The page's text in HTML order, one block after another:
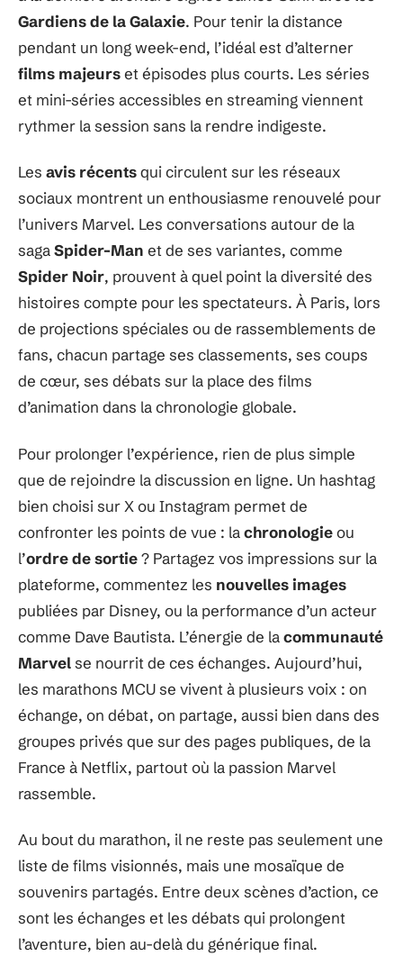
Gardiens de la Galaxie. Pour tenir la distance
pendant un long week-end, l’idéal est d’alterner
films majeurset épisodes plus courts. Les séries
et mini-séries accessibles en streaming viennent
rythmer la session sans la rendre indigeste.
Les avis récentsqui circulent sur les réseaux
sociaux montrent un enthousiasme renouvelé pour
l’univers Marvel. Les conversations autour de la
sagaSpider-Man et de ses variantes, comme
Spider Noir, prouvent à quel point la diversité des
histoires compte pour les spectateurs. À Paris, lors
de projections spéciales ou de rassemblements de
fans, chacun partage ses classements, ses coups
de cœur, ses débats sur la place des films
d’animation dans la chronologie globale.
Pour prolonger l’expérience, rien de plus simple
que de rejoindre la discussion en ligne. Un hashtag
bien choisi sur X ou Instagram permet de
confronter les points de vue : lachronologieou
l’ordre de sortie? Partagez vos impressions sur la
plateforme, commentez les nouvelles images
publiées par Disney, ou la performance d’un acteur
comme Dave Bautista. L’énergie de lacommunauté
Marvelse nourrit de ces échanges. Aujourd’hui,
les marathons MCU se vivent à plusieurs voix : on
échange, on débat, on partage, aussi bien dans des
groupes privés que sur des pages publiques, de la
France à Netflix, partout où la passion Marvel
rassemble.
Au bout du marathon, il ne reste pas seulement une
liste de films visionnés, mais une mosaïque de
souvenirs partagés. Entre deux scènes d’action, ce
sont les échanges et les débats qui prolongent
l’aventure, bien au-delà du générique final.